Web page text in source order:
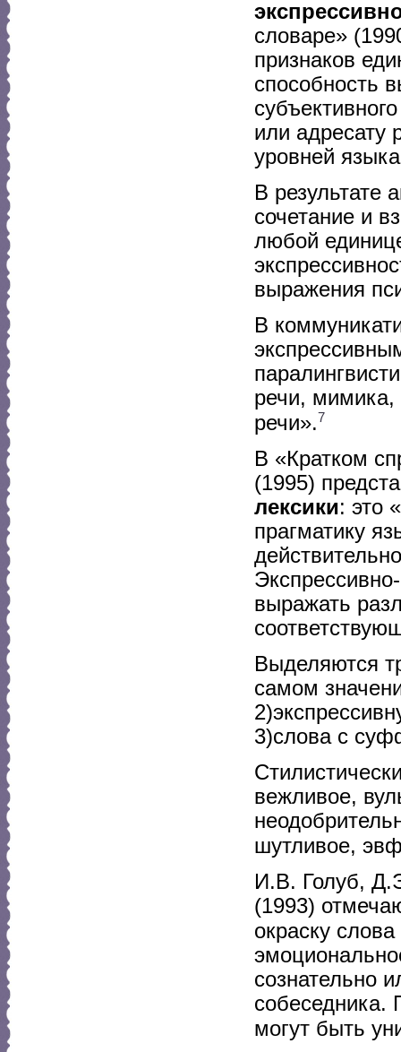
словаре»
признаков
способность
или адресату
уровней
В результате
сочетание и
любой
выражения
В
речи, мимика,
речи».7
В «Кратком
(1995)
лексики: это
прагматику
выражать
Выделяются
самом
3)слова с
вежливое,
шутливое,
И.В. Голуб,
(1993)
окраску слова
сознательно
собеседника.
могут быть